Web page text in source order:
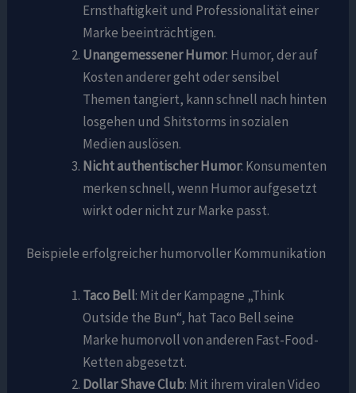
Ernsthaftigkeit und Professionalität einer
Marke beeinträchtigen.
Unangemessener Humor: Humor, der auf
Kosten anderer geht oder sensibel
Themen tangiert, kann schnell nach hinten
losgehen und Shitstorms in sozialen
Medien auslösen.
Nicht authentischer Humor: Konsumenten
merken schnell, wenn Humor aufgesetzt
wirkt oder nicht zur Marke passt.
Beispiele erfolgreicher humorvoller Kommunikation
Taco Bell: Mit der Kampagne „Think
Outside the Bun“, hat Taco Bell seine
Marke humorvoll von anderen Fast-Food-
Ketten abgesetzt.
Dollar Shave Club: Mit ihrem viralen Video